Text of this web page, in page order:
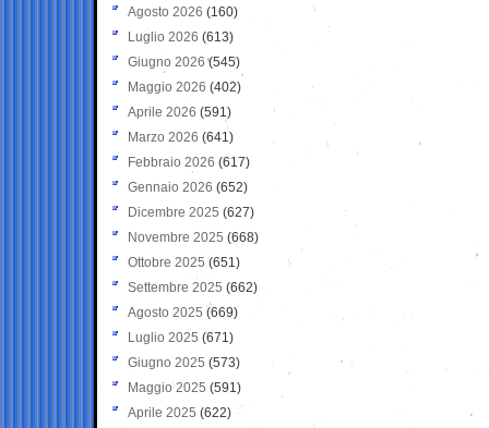
Agosto 2026 (160)
Luglio 2026 (613)
Giugno 2026 (545)
Maggio 2026 (402)
Aprile 2026 (591)
Marzo 2026 (641)
Febbraio 2026 (617)
Gennaio 2026 (652)
Dicembre 2025 (627)
Novembre 2025 (668)
Ottobre 2025 (651)
Settembre 2025 (662)
Agosto 2025 (669)
Luglio 2025 (671)
Giugno 2025 (573)
Maggio 2025 (591)
Aprile 2025 (622)